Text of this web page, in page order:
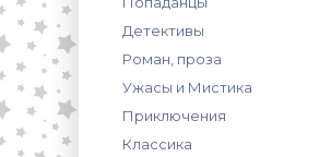
Детективы
Роман, проза
Ужасы и Мистика
Приключения
Классика